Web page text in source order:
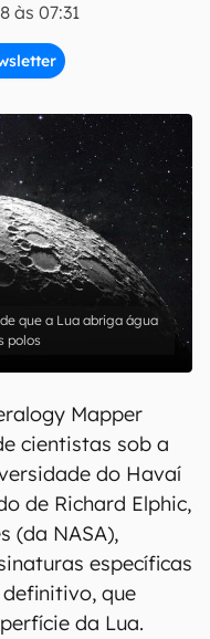
às 07:31
Canaltech.
que a Lua abriga água
polos
Mapper
cientistas sob a
do Havaí
de Richard Elphic,
(da NASA),
específicas
que
da Lua.